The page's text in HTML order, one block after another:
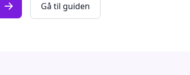
Gå til guiden